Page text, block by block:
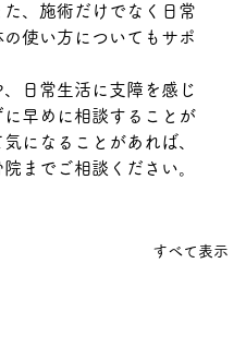
、施術だけでなく日常
使い方についてもサポ
日常生活に支障を感じ
早めに相談することが
になることがあれば、
までご相談ください。
すべて表示